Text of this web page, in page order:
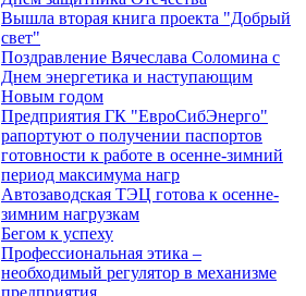
Вышла вторая книга проекта "Добрый
свет"
Поздравление Вячеслава Соломина с
Днем энергетика и наступающим
Новым годом
Предприятия ГК "ЕвроСибЭнерго"
рапортуют о получении паспортов
готовности к работе в осенне-зимний
период максимума нагр
Автозаводская ТЭЦ готова к осенне-
зимним нагрузкам
Бегом к успеху
Профессиональная этика –
необходимый регулятор в механизме